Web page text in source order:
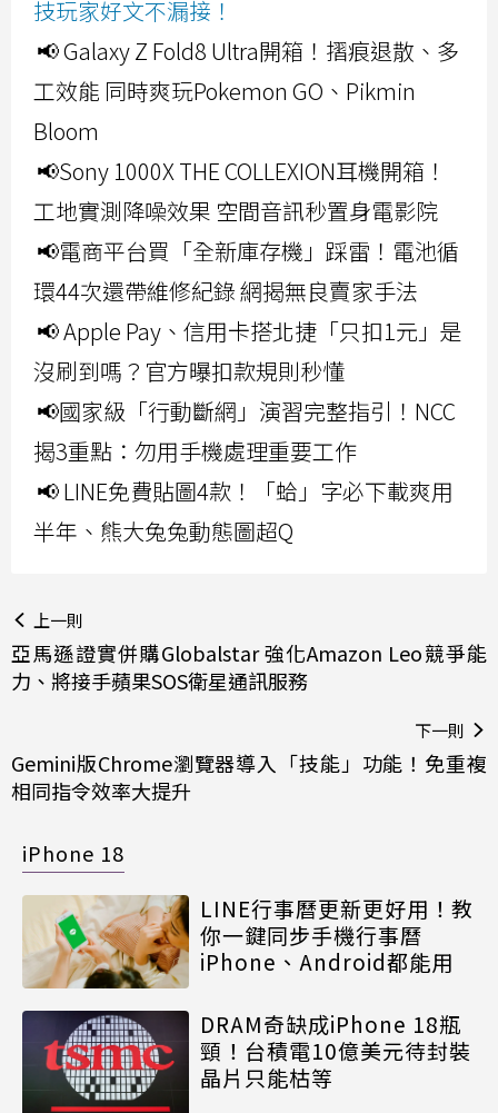
技玩家好文不漏接！
📢 Galaxy Z Fold8 Ultra開箱！摺痕退散、多
工效能 同時爽玩Pokemon GO、Pikmin
Bloom
📢Sony 1000X THE COLLEXION耳機開箱！
工地實測降噪效果 空間音訊秒置身電影院
📢電商平台買「全新庫存機」踩雷！電池循
環44次還帶維修紀錄 網揭無良賣家手法
📢 Apple Pay、信用卡搭北捷「只扣1元」是
沒刷到嗎？官方曝扣款規則秒懂
📢國家級「行動斷網」演習完整指引！NCC
揭3重點：勿用手機處理重要工作
📢 LINE免費貼圖4款！「蛤」字必下載爽用
半年、熊大兔兔動態圖超Q
上一則
亞馬遜證實併購Globalstar 強化Amazon Leo競爭能
力、將接手蘋果SOS衛星通訊服務
下一則
Gemini版Chrome瀏覽器導入「技能」功能！免重複
相同指令效率大提升
iPhone 18
LINE行事曆更新更好用！教
你一鍵同步手機行事曆
iPhone、Android都能用
DRAM奇缺成iPhone 18瓶
頸！台積電10億美元待封裝
晶片只能枯等